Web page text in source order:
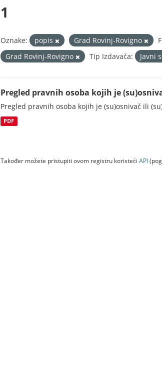
1
Oznake: popis Grad Rovinj-Rovigno
Grad Rovinj-Rovigno
Tip Izdavača: Javni
Pregled pravnih osoba kojih je
Pregled pravnih osoba kojih je (su)osnivač ili
PDF
Također možete pristupiti ovom registru koristeći API